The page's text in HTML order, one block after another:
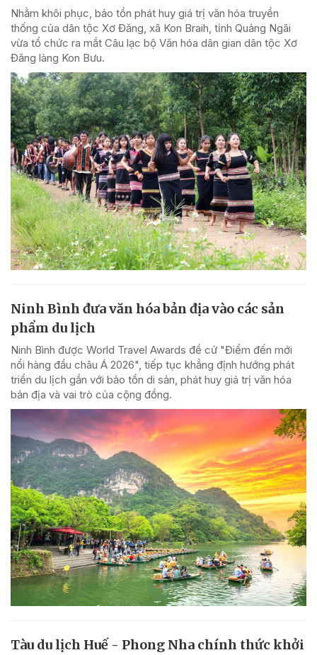
Nhằm khôi phục, bảo tồn phát huy giá trị văn hóa truyền
thống của dân tộc Xơ Đăng, xã Kon Braih, tỉnh Quảng Ngãi
vừa tổ chức ra mắt Câu lạc bộ Văn hóa dân gian dân tộc Xơ
Đăng làng Kon Bưu.
Ninh Bình đưa văn hóa bản địa vào các sản
phẩm du lịch
Ninh Bình được World Travel Awards đề cử "Điểm đến mới
nổi hàng đầu châu Á 2026", tiếp tục khẳng định hướng phát
triển du lịch gắn với bảo tồn di sản, phát huy giá trị văn hóa
bản địa và vai trò của cộng đồng.
Tàu du lịch Huế - Phong Nha chính thức khởi